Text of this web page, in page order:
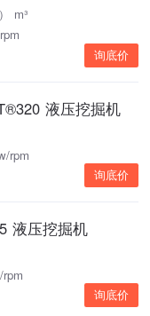
m³
询底价
液压挖掘机
rpm
询底价
液压挖掘机
询底价